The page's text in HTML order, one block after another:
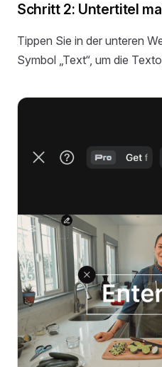
Schritt 2: Untertitel
Tippen Sie in der unteren
Symbol „Text“, um die